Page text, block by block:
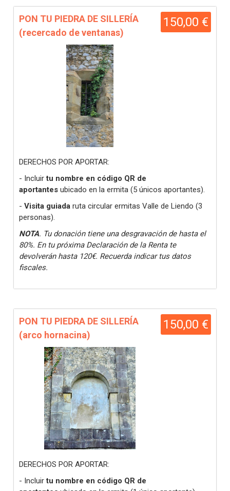
150,00 €
PON TU PIEDRA DE SILLERÍA
(recercado de ventanas)
DERECHOS POR APORTAR:
- Incluirtu nombre en código QR de
aportantes ubicado en la ermita (5 únicos aportantes).
- Visita guiada ruta circular ermitas Valle de Liendo (3
personas).
NOTA. Tu donación tiene una desgravación de hasta el
80%. En tu próxima Declaración de la Renta te
devolverán hasta 120€. Recuerda indicar tus datos
fiscales.
150,00 €
PON TU PIEDRA DE SILLERÍA
(arco hornacina)
DERECHOS POR APORTAR:
- Incluirtu nombre en código QR de